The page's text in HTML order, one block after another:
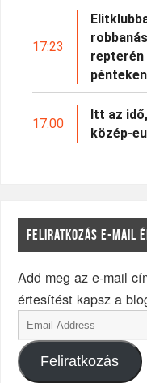
17:23
repterén
pénteken
17:00
Itt az
közép-
FELIRATKOZÁS E-MAIL
Add meg az e-mail
értesítést kapsz a
Feliratkozás